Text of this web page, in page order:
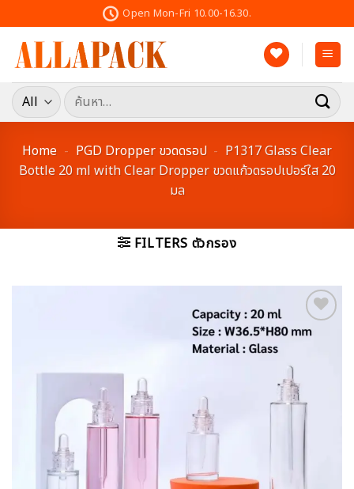
to
content
Open Mon-Fri 10.00-16.30.
ค้นหา:
Home - PGD Dropper ขวดดรอป - P1317 Glass Clear
Bottle 20 ml with Clear Dropper ขวดแก้วดรอปเปอร์ใส 20
มล
FILTERS ตัวกรอง